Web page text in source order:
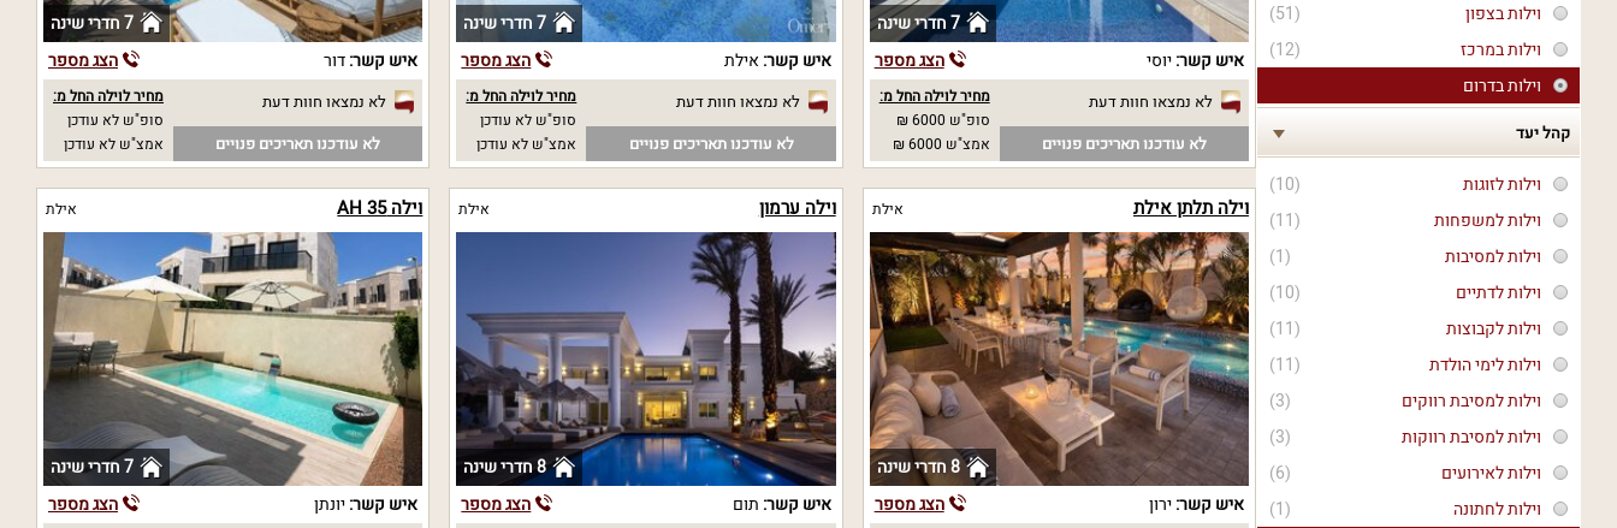
(51)
וילות בצפון
(12)
וילות במרכז
וילות בדרום
קהל יעד
(10)
וילות לזוגות
(11)
וילות למשפחות
(1)
וילות למסיבות
(10)
וילות לדתיים
(11)
וילות לקבוצות
(11)
וילות לימי הולדת
(3)
וילות למסיבת רווקים
(3)
וילות למסיבת רווקות
(6)
וילות לאירועים
(1)
וילות לחתונה
7 חדרי שינה
איש קשר:יוסי הצג מספר
לא נמצאו חוות דעת
לא עודכנו תאריכים פנויים
מחיר לוילה החל מ:
סופ"ש 6000 ₪
אמצ"ש 6000 ₪
7 חדרי שינה
איש קשר: אילת הצג מספר
לא נמצאו חוות דעת
לא עודכנו תאריכים פנויים
מחיר לוילה החל מ:
סופ"ש לא עודכן
אמצ"ש לא עודכן
7 חדרי שינה
איש קשר:דור הצג מספר
לא נמצאו חוות דעת
לא עודכנו תאריכים פנויים
מחיר לוילה החל מ:
סופ"ש לא עודכן
אמצ"ש לא עודכן
וילה תלתן אילת אילת
8 חדרי שינה
איש קשר:ירון הצג מספר
וילה ערמון אילת
8 חדרי שינה
איש קשר: תום הצג מספר
וילה AH 35 אילת
7 חדרי שינה
איש קשר:יונתן הצג מספר